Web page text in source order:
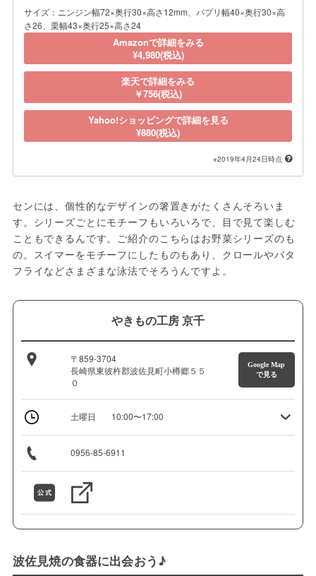
サイズ：ニンジン幅72×奥行30×高さ12mm、パプリ幅40×奥行30×高
さ26、栗幅43×奥行25×高さ24
Amazonで詳細をみる
¥4,980(税込)
楽天で詳細をみる
￥756(税込)
Yahoo!ショッピングで詳細を見る
¥880(税込)
※2019年4月24日時点
センには、個性的なデザインの箸置きがたくさんそろいま
す。シリーズごとにモチーフもいろいろで、目で見て楽しむ
こともできるんです。ご紹介のこちらはお野菜シリーズのも
の。スイマーをモチーフにしたものもあり、クロールやバタ
フライなどさまざまな泳法でそろうんですよ。
やきもの工房 京千
〒859-3704
長崎県東彼杵郡波佐見町小樽郷５５
０
Google Map
で見る
土曜日 10:00〜17:00
0956-85-6911
波佐見焼の食器に出会おう♪